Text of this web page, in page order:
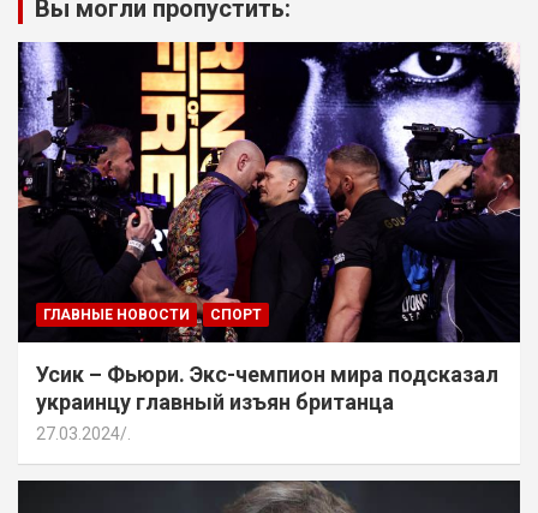
Вы могли пропустить:
ГЛАВНЫЕ НОВОСТИ СПОРТ
Усик – Фьюри. Экс-чемпион мира подсказал
украинцу главный изъян британца
27.03.2024 .